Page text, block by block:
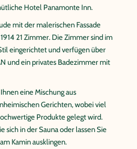
Hotel Panamonte Inn.
mit der malerischen Fassade
21 Zimmer. Die Zimmer sind im
eingerichtet und verfügen über
und ein privates Badezimmer mit
eine Mischung aus
Gerichten, wobei viel
Produkte gelegt wird.
sich in der Sauna oder lassen Sie
Kamin ausklingen.